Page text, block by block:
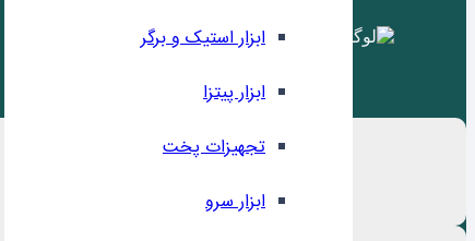
ابزار استیک و برگر
ابزار پیتزا
تجهیزات پخت
ابزار سرو